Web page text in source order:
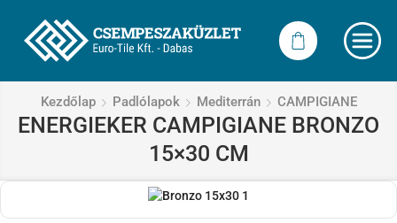
Kezdőlap Padlólapok Mediterrán CAMPIGIANE
ENERGIEKER CAMPIGIANE BRONZO
15×30 CM